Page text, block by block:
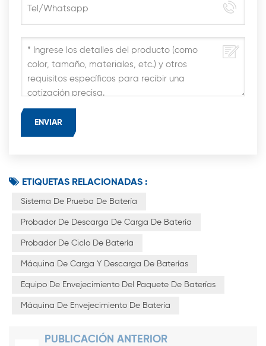
ETIQUETAS RELACIONADAS :
Sistema De Prueba De Batería
Probador De Descarga De Carga De Batería
Probador De Ciclo De Batería
Máquina De Carga Y Descarga De Baterías
Equipo De Envejecimiento Del Paquete De Baterías
Máquina De Envejecimiento De Batería
PUBLICACIÓN ANTERIOR